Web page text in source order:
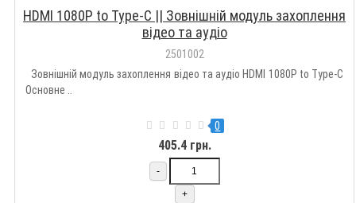
HDMI 1080P to Type-C || Зовнішній модуль захоплення
відео та аудіо
2501002
Зовнішній модуль захоплення відео та аудіо HDMI 1080P to Type-C
Основне ..
0
405.4 грн.
-
+